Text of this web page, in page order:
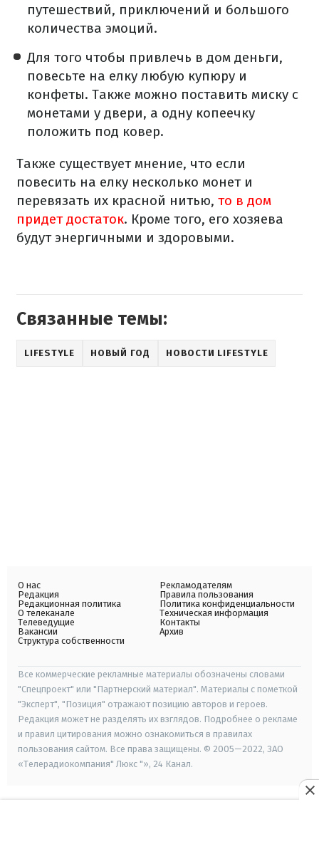
путешествий, приключений и большого
количества эмоций.
Для того чтобы привлечь в дом деньги,
повесьте на елку любую купюру и
конфеты. Также можно поставить миску с
монетами у двери, а одну копеечку
положить под ковер.
Также существует мнение, что если
повесить на елку несколько монет и
перевязать их красной нитью, то в дом
придет достаток. Кроме того, его хозяева
будут энергичными и здоровыми.
Связанные темы:
LIFESTYLE НОВЫЙ ГОД НОВОСТИ LIFESTYLE
О нас
Редакция
Редакционная политика
О телеканале
Телеведущие
Вакансии
Структура собственности
Рекламодателям
Правила пользования
Политика конфиденциальности
Техническая информация
Контакты
Архив
Все коммерческие рекламные материалы обозначены словами
"Спецпроект" или "Партнерский материал". Материалы с пометкой
"Эксперт", "Позиция" отражают позицию авторов и героев.
Редакция может не разделять их взглядов. Подробнее о рекламе
и правил цитирования можно ознакомиться в правилах
пользования сайтом. Все права защищены. © 2005—2022, ЗАО
«Телерадиокомпания" Люкс "», 24 Канал.